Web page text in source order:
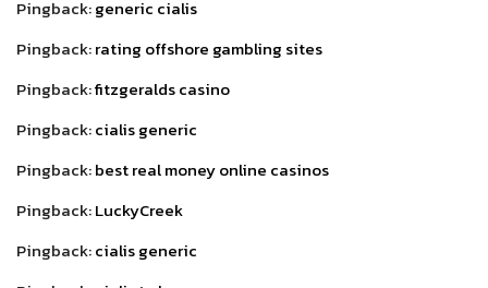
Pingback:generic cialis
Pingback:rating offshore gambling sites
Pingback:fitzgeralds casino
Pingback:cialis generic
Pingback:best real money online casinos
Pingback:LuckyCreek
Pingback:cialis generic